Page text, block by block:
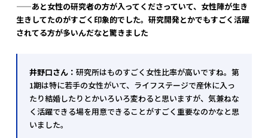
——あと女性の研究者の方が入ってくださっていて、女性陣が生き
生きしてたのがすごく印象的でした。研究開発とかでもすごく活躍
されてる方が多いんだなと驚きました
井野口さん： 研究所はものすごく女性比率が高いですね。第
1期は特に若手の女性がいて、ライフステージで産休に入っ
たり結婚したりとかいろいろ変わると思いますが、気兼ねな
く活躍できる場を用意できることがすごく重要なのかなと思
いました。